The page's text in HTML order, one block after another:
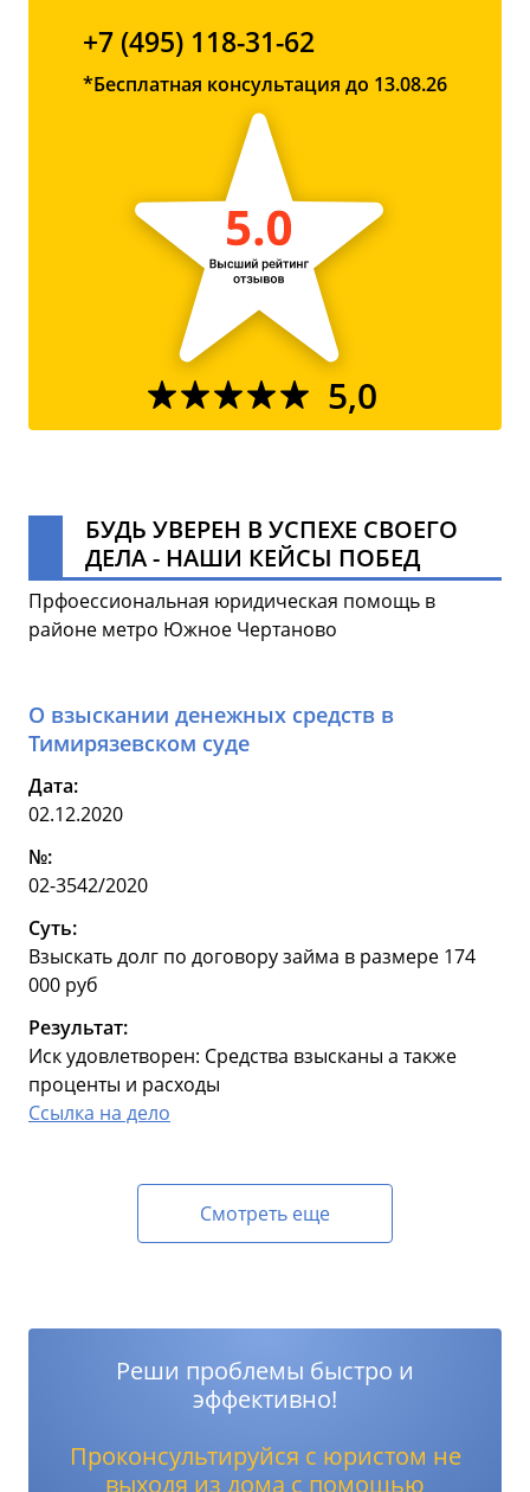
+7 (495) 118-31-62
*Бесплатная консультация до 13.08.26
5,0
БУДЬ УВЕРЕН В УСПЕХЕ СВОЕГО
ДЕЛА - НАШИ КЕЙСЫ ПОБЕД
Прфоессиональная юридическая помощь в
районе метро Южное Чертаново
О взыскании денежных средств в
Тимирязевском суде
Дата:
02.12.2020
№:
02-3542/2020
Суть:
Взыскать долг по договору займа в размере 174
000 руб
Результат:
Иск удовлетворен: Средства взысканы а также
проценты и расходы
Ссылка на дело
Смотреть еще
Реши проблемы быстро и
эффективно!
Проконсультируйся с юристом не
выходя из дома с помощью